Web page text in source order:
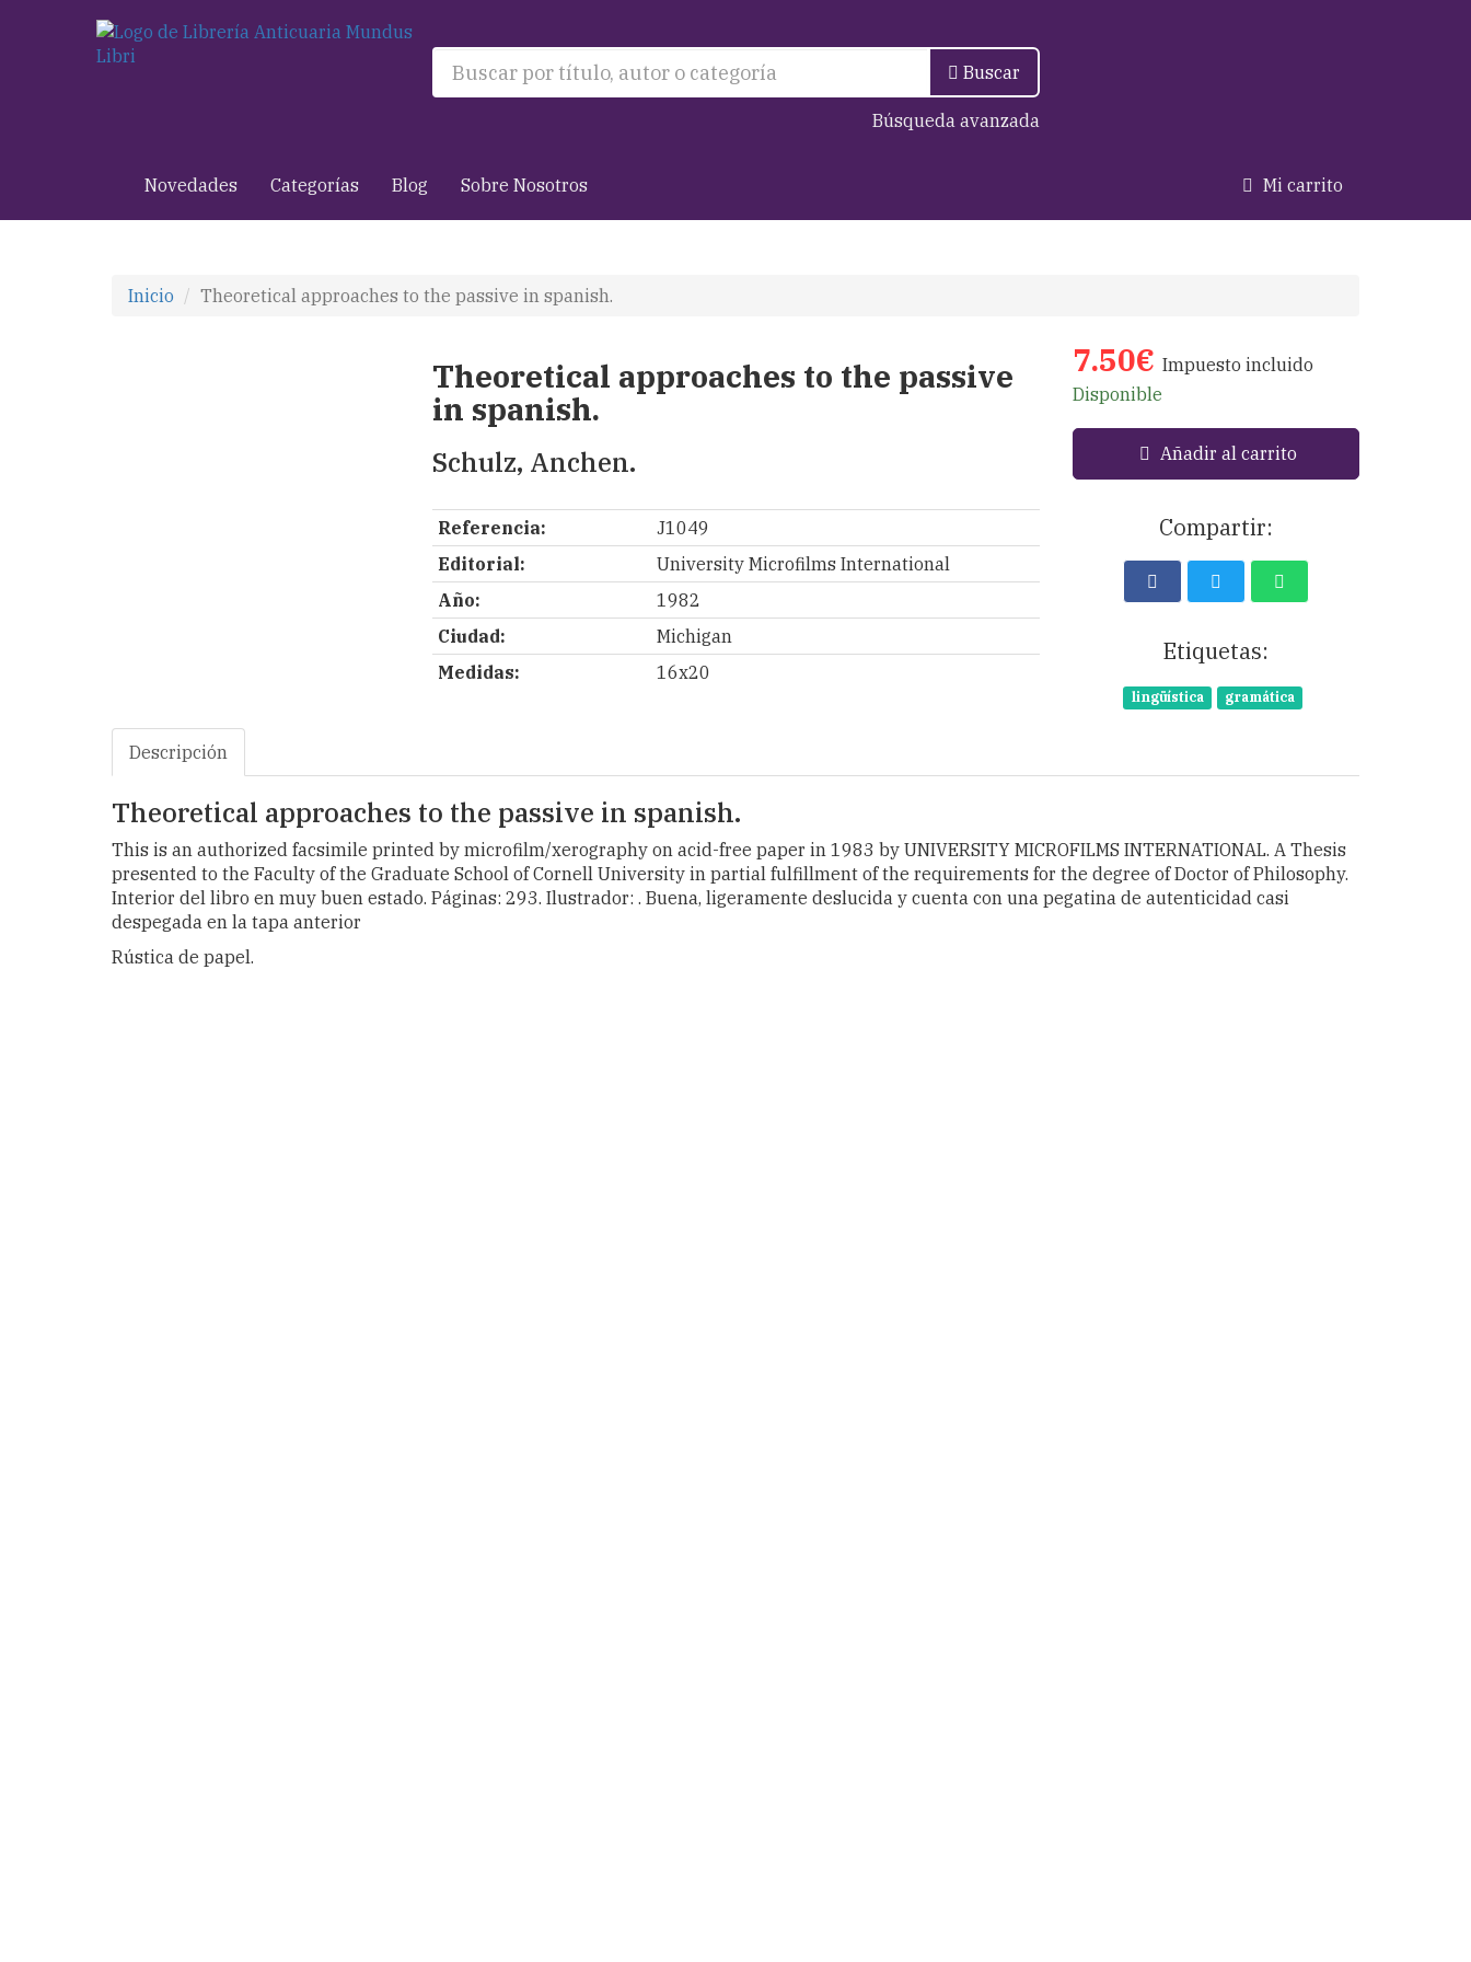
Buscar
Búsqueda avanzada
Novedades Categorías Blog Sobre Nosotros Mi carrito
Inicio Theoretical approaches to the passive in spanish.
Theoretical approaches to the passive
in spanish.
Schulz, Anchen.
Referencia:
J1049
Editorial:
University Microfilms International
Año:
1982
Ciudad:
Michigan
Medidas:
16x20
7.50€ Impuesto incluido
Disponible
Añadir al carrito
Compartir:
Etiquetas:
lingüística gramática
Descripción
Theoretical approaches to the passive in spanish.
This is an authorized facsimile printed by microfilm/xerography on acid-free paper in 1983 by UNIVERSITY MICROFILMS INTERNATIONAL. A Thesis
presented to the Faculty of the Graduate School of Cornell University in partial fulfillment of the requirements for the degree of Doctor of Philosophy.
Interior del libro en muy buen estado. Páginas: 293. Ilustrador: . Buena, ligeramente deslucida y cuenta con una pegatina de autenticidad casi
despegada en la tapa anterior
Rústica de papel.